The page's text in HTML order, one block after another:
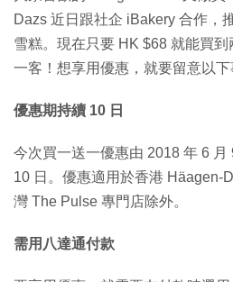
Dazs 近日跟社企 iBakery 合作，
雪糕。現在只要 HK $68 就能買
一客！想享用優惠，就要留意以下
優惠期持續 10 日
今次買一送一優惠由 2018 年 6 月
10 日。優惠適用於香港 Häagen-
灣 The Pulse 專門店除外。
需用八達通付款